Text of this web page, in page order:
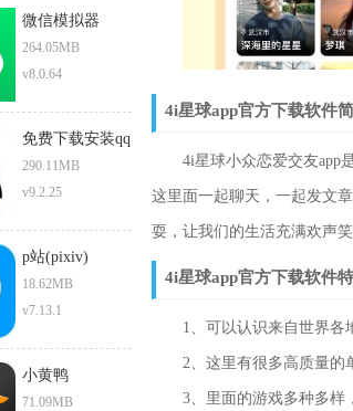
微信模拟器
264.05MB
v8.0.64
免费下载安装qq
290.11MB
v9.2.25
p站(pixiv)
18.62MB
v7.13.1
小黄鸭
71.09MB
4i星球app官方下载软件
4i星球小众恋爱交友app是
这里面一起聊天，一起发文
耍，让我们的生活充满欢声笑
4i星球app官方下载软件特
1、可以认识来自世界各地
2、这里有很多高质量的单
3、里面的游戏多种多样，